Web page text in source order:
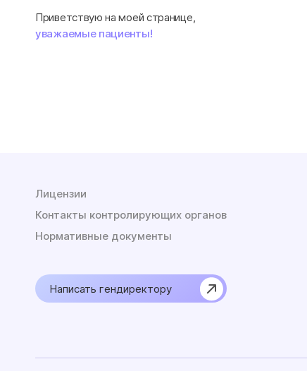
Приветствую на моей странице,
уважаемые пациенты!
Лицензии
Контакты контролирующих органов
Нормативные документы
Написать гендиректору